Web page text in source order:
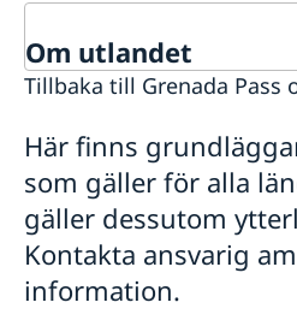
Om utlandet
Service för svenska
Anmäla handelshinder
Tillbaka till Grenada Pass
Här finns
som gäller för alla
gäller dessutom
Kontakta ansvarig
information.